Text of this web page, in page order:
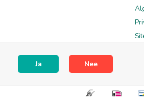
Ja Nee